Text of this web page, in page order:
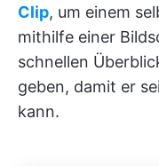
Clip, um einem
mithilfe einer
schnellen
geben, damit er
kann.